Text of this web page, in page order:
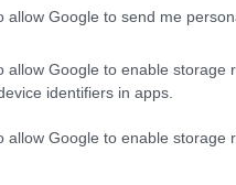
allow Google to send me
allow Google to enable storage
identifiers in apps.
allow Google to enable storage
fel, milyenerős
meséit, és ezt nem is